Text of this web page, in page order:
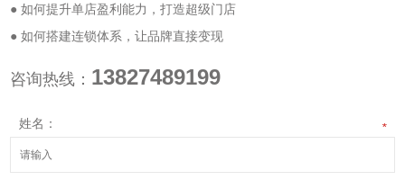
● 如何提升单店盈利能力，打造超级门店
● 如何搭建连锁体系，让品牌直接变现
咨询热线： 13827489199
姓名： *